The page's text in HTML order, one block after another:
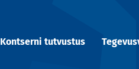
Kontserni tutvustus